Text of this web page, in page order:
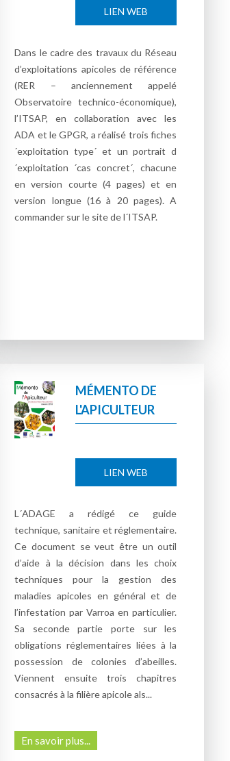
LIEN WEB
Dans le cadre des travaux du Réseau
d’exploitations apicoles de référence
(RER – anciennement appelé
Observatoire technico-économique),
l’ITSAP, en collaboration avec les
ADA et le GPGR, a réalisé trois fiches
´exploitation type´ et un portrait d
´exploitation ´cas concret´, chacune
en version courte (4 pages) et en
version longue (16 à 20 pages). A
commander sur le site de l´ITSAP.
MÉMENTO DE
L'APICULTEUR
LIEN WEB
L´ADAGE a rédigé ce guide
technique, sanitaire et réglementaire.
Ce document se veut être un outil
d’aide à la décision dans les choix
techniques pour la gestion des
maladies apicoles en général et de
l’infestation par Varroa en particulier.
Sa seconde partie porte sur les
obligations réglementaires liées à la
possession de colonies d’abeilles.
Viennent ensuite trois chapitres
consacrés à la filière apicole als...
En savoir plus...